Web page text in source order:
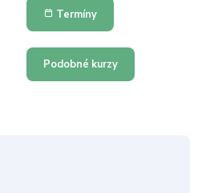
Termíny
Podobné kurzy